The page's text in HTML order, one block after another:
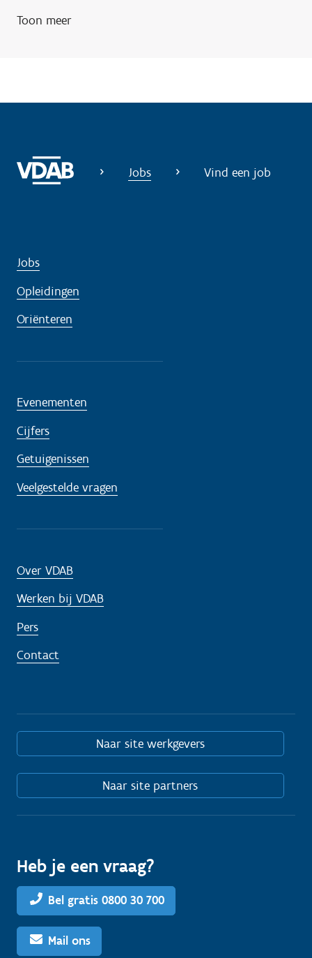
Toon meer
Jobs Vind een job
Jobs
Opleidingen
Oriënteren
Evenementen
Cijfers
Getuigenissen
Veelgestelde vragen
Over VDAB
Werken bij VDAB
Pers
Contact
Naar site werkgevers
Naar site partners
Heb je een vraag?
Bel gratis 0800 30 700
Mail ons